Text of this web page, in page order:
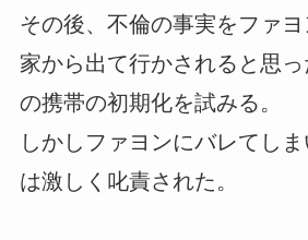
その後、不倫の事実をファ
家から出て行かされると思
の携帯の初期化を試みる。
しかしファヨンにバレてし
は激しく叱責された。